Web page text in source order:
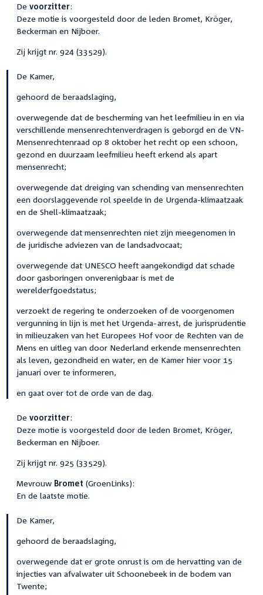
De voorzitter:
Deze motie is voorgesteld door de leden Bromet, Kröger,
Beckerman en Nijboer.
Zij krijgt nr. 924 (33529).
De Kamer,
gehoord de beraadslaging,
overwegende dat de bescherming van het leefmilieu in en via
verschillende mensenrechtenverdragen is geborgd en de VN-
Mensenrechtenraad op 8 oktober het recht op een schoon,
gezond en duurzaam leefmilieu heeft erkend als apart
mensenrecht;
overwegende dat dreiging van schending van mensenrechten
een doorslaggevende rol speelde in de Urgenda-klimaatzaak
en de Shell-klimaatzaak;
overwegende dat mensenrechten niet zijn meegenomen in
de juridische adviezen van de landsadvocaat;
overwegende dat UNESCO heeft aangekondigd dat schade
door gasboringen onverenigbaar is met de
werelderfgoedstatus;
verzoekt de regering te onderzoeken of de voorgenomen
vergunning in lijn is met het Urgenda-arrest, de jurisprudentie
in milieuzaken van het Europees Hof voor de Rechten van de
Mens en uitleg van door Nederland erkende mensenrechten
als leven, gezondheid en water, en de Kamer hier voor 15
januari over te informeren,
en gaat over tot de orde van de dag.
De voorzitter:
Deze motie is voorgesteld door de leden Bromet, Kröger,
Beckerman en Nijboer.
Zij krijgt nr. 925 (33529).
Mevrouw Bromet (GroenLinks):
En de laatste motie.
De Kamer,
gehoord de beraadslaging,
overwegende dat er grote onrust is om de hervatting van de
injecties van afvalwater uit Schoonebeek in de bodem van
Twente;